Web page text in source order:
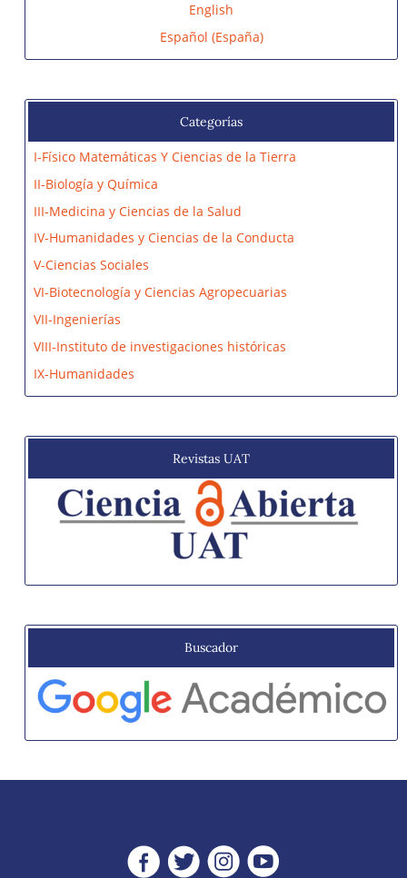
English
Español (España)
Categorías
I-Físico Matemáticas Y Ciencias de la Tierra
II-Biología y Química
III-Medicina y Ciencias de la Salud
IV-Humanidades y Ciencias de la Conducta
V-Ciencias Sociales
VI-Biotecnología y Ciencias Agropecuarias
VII-Ingenierías
VIII-Instituto de investigaciones históricas
IX-Humanidades
Revistas UAT
Buscador